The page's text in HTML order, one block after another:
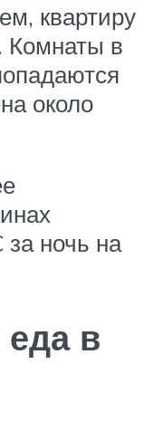
квартиру
Комнаты в
около
ночь на
еда в